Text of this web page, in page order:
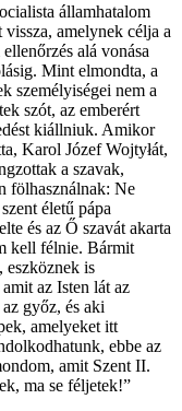
államhatalom
amelynek célja a
alá vonása
Mint elmondta, a
személyiségei nem a
szót, az emberért
kiállniuk. Amikor
Karol Józef Wojtyłát,
a szavak,
fölhasználnak: Ne
életű pápa
és az Ő szavát akarta
kell félnie. Bármit
eszköznek is
az Isten lát az
győz, és aki
amelyeket itt
ebbe az
amit Szent II.
ma se féljetek!”